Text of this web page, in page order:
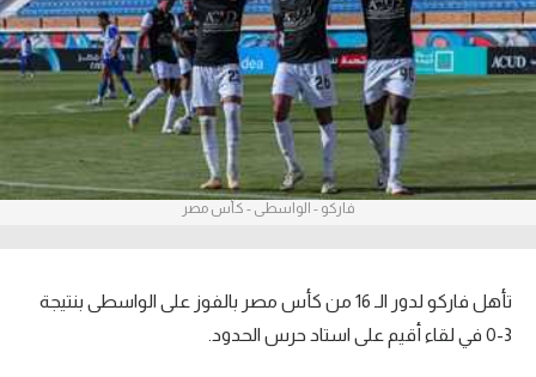
ركن الألعاب
الدوري المصري
الدوري الإنجليزي الممتاز
الدوري الإيطالي
فاركو - الواسطى - كأس مصر
تأهل فاركو لدور الـ 16 من كأس مصر بالفوز على الواسطى بنتيجة
3-0 في لقاء أقيم على استاد حرس الحدود.